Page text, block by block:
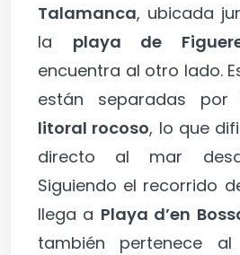
Talamanca, ubicada
la playa de
encuentra al otro lado.
están separadas por
litoral rocoso, lo que
directo al mar
Siguiendo el recorrido
llega a Playa d’en
también pertenece al